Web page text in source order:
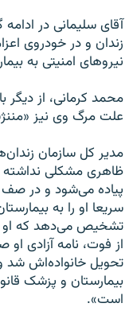
آقای سلیمانی در
زندان و در خودروی
نیروهای امنیتی به
محمد کرمانی، از
علت مرگ وی نیز
مدیر کل سازمان
پیاده می‌شود و در
سریعا او را به
تشخیص می‌دهد که او
از فوت، نامه آزادی
تحویل خانواده‌اش شد
بیمارستان و پزشک
است».